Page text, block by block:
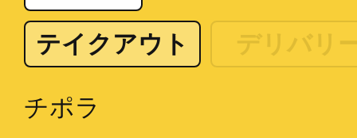
テイクアウト デリバリ
チポラ